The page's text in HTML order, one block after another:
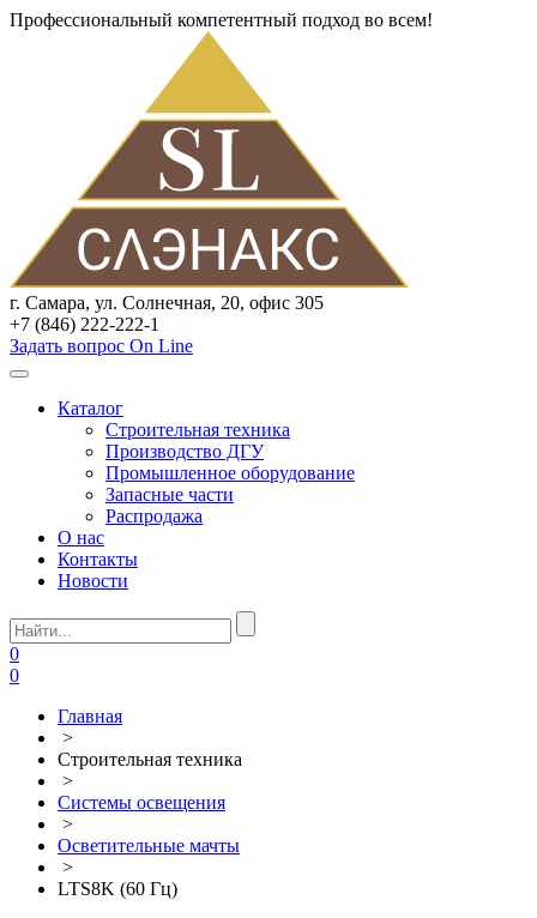
Профессиональный компетентный подход во всем!
г. Самара, ул. Солнечная, 20, офис 305
+7 (846) 222-222-1
Задать вопрос On Line
Каталог
Строительная техника
Производство ДГУ
Промышленное оборудование
Запасные части
Распродажа
О нас
Контакты
Новости
0
0
Главная
>
Строительная техника
>
Системы освещения
>
Осветительные мачты
>
LTS8K (60 Гц)